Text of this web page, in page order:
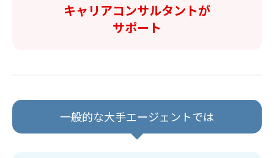
キャリアコンサルタントが
サポート
一般的な大手エージェントでは